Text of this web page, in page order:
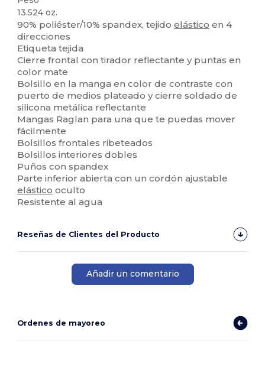
13.524 oz.
90% poliéster/10% spandex, tejidoelástico en 4
direcciones
Etiqueta tejida
Cierre frontal con tirador reflectante y puntas en
color mate
Bolsillo en la manga en color de contraste con
puerto de medios plateado y cierre soldado de
silicona metálica reflectante
Mangas Raglan para una que te puedas mover
fácilmente
Bolsillos frontales ribeteados
Bolsillos interiores dobles
Puños con spandex
Parte inferior abierta con un cordón ajustable
elástico oculto
Resistente al agua
Reseñas de Clientes del Producto
Añadir un comentario
Ordenes de mayoreo